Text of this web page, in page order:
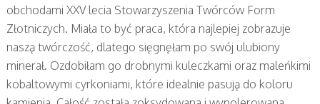
obchodami XXV lecia Stowarzyszenia Twórców Form
Złotniczych. Miała to być praca, która najlepiej zobrazuje
naszą twórczość, dlatego sięgnęłam po swój ulubiony
minerał. Ozdobiłam go drobnymi kuleczkami oraz maleńkimi
kobaltowymi cyrkoniami, które idealnie pasują do koloru